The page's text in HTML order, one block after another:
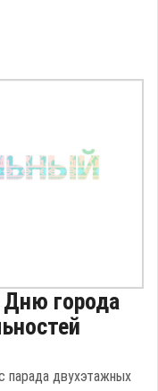
Дню города
парада двухэтажных